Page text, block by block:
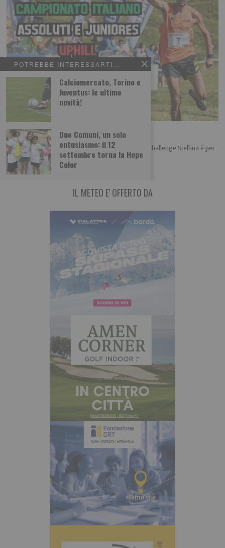
POTREBBE INTERESSARTI...
Calciomercato, Torino e
Juventus: le ultime
novità!
Due Comuni, un solo
entusiasmo: il 12
settembre torna la Hope
Color
Challenge Stellina tra Susa e Mompantero
L’appuntamento per la trentottesima edizione del Challenge Stellina è per
domenica 23 agosto tra Susa e
IL METEO E' OFFERTO DA